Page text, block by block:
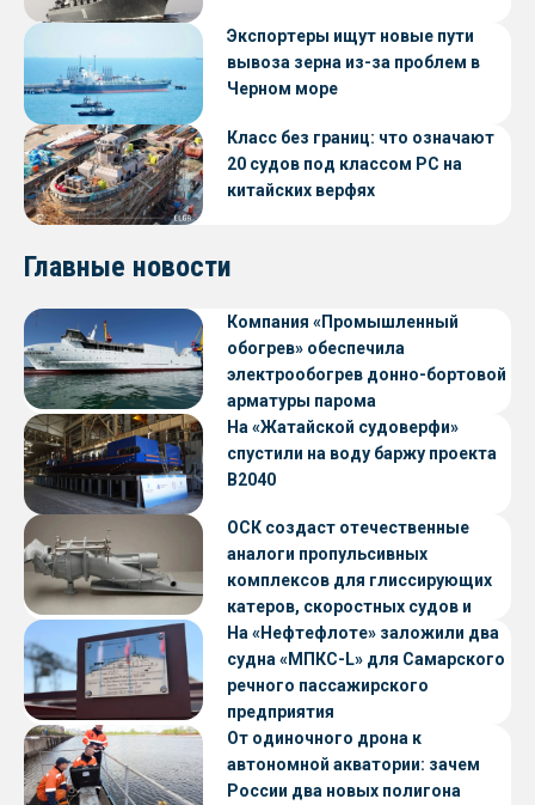
Экспортеры ищут новые пути
вывоза зерна из-за проблем в
Черном море
Класс без границ: что означают
20 судов под классом РС на
китайских верфях
Главные новости
Компания «Промышленный
обогрев» обеспечила
электрообогрев донно-бортовой
арматуры парома
«Петропавловск» проекта CNF22
На «Жатайской судоверфи»
спустили на воду баржу проекта
В2040
ОСК создаст отечественные
аналоги пропульсивных
комплексов для глиссирующих
катеров, скоростных судов и
судов с малой осадкой
На «Нефтефлоте» заложили два
судна «МПКС-L» для Самарского
речного пассажирского
предприятия
От одиночного дрона к
автономной акватории: зачем
России два новых полигона